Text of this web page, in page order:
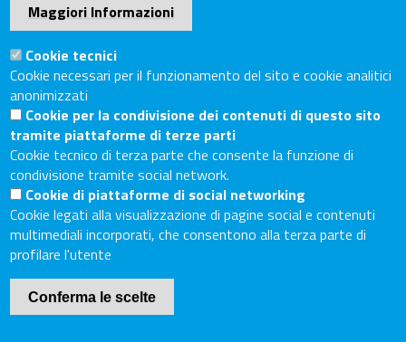
C.F./P.IVA: 02326130511
Codice Univoco UF6UWY
PECcciaa.arezzosiena@as.legalmail.camcom.it
Sito web
Accesso riservato
Linee guida pubblicazione di atti e documenti
Accessibilità
Mappa del sito
Piè
di
pagina
Cookie Policy
Internet Privacy
Maggiori Informazioni
Cookie tecnici
Cookie necessari per il funzionamento del sito e cookie analitici
anonimizzati
Cookie per la condivisione dei contenuti di questo sito
tramite piattaforme di terze parti
Cookie tecnico di terza parte che consente la funzione di
condivisione tramite social network.
Cookie di piattaforme di social networking
Cookie legati alla visualizzazione di pagine social e contenuti
multimediali incorporati, che consentono alla terza parte di
profilare l'utente
Conferma le scelte